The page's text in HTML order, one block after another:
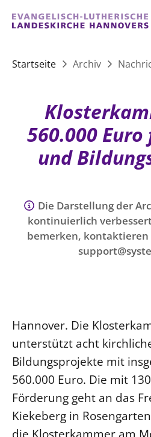
Startseite Archiv
560.000
und
Die Darstellung der
kontinuierlich
bemerken, kontaktieren
Hannover. Die
unterstützt acht
Bildungsprojekte mit
560.000 Euro. Die mit
Förderung geht an das
Kiekeberg in
die Klosterkammer am
LANDESKIRCHE
Landesbischof
Bischofsrat
Sprengel und
Hannovers
Konföderation
Niedersachsen
Einrichtungen
LANDESKIRCHENAMT
Willkommen
Kollegium
Abteilungen des
Rechnungsprüfungsamt
AKTIONEN & TERMINE
KIRCHENEINTRITT
EVERMORE
RÜCKBLICK: KIRCHENTAG
TAUFE BIS TRAUER
KONFIRMATION
HOCHZEIT
Gottesdienst
10 Gebote
Vater unser
Kirchenmusik
Liturgisches Kalenderblatt
Glocken
VERSTEHEN
Glaubensbekenntnis
Positionen
Ökumene
Religionen
HILFE & HELFEN
HILFE IM ALLTAG
LEBEN & STERBEN
MITMACHEN
ZUKUNFT
GESELLSCHAFT & LEBEN
Lebensphasen
Vielfalt
Hilfe für Geflüchtete
Partnerschaft weltweit
FRIEDEN
Friedensethik
Friedensarbeit
KLIMASCHUTZ
Nachhaltigkeit
Erneuerbare Energien
Mobilität
Naturschutz
Gebäude
Kontakt
Barrierefreiheit
Presse
Freie Stellen
Service für Gemeinden
Suche